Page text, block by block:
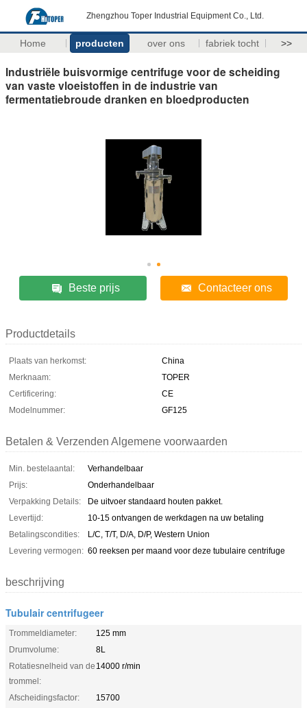
Zhengzhou Toper Industrial Equipment Co., Ltd.
Home producten over ons fabriek tocht >>
Industriële buisvormige centrifuge voor de scheiding
van vaste vloeistoffen in de industrie van
fermentatiebroude dranken en bloedproducten
Beste prijs Contacteer ons
Productdetails
Plaats van herkomst:
China
Merknaam:
TOPER
Certificering:
CE
Modelnummer:
GF125
Betalen & Verzenden Algemene voorwaarden
Min. bestelaantal:
Verhandelbaar
Prijs:
Onderhandelbaar
Verpakking Details:
De uitvoer standaard houten pakket.
Levertijd:
10-15 ontvangen de werkdagen na uw betaling
Betalingscondities:
L/C, T/T, D/A, D/P, Western Union
Levering vermogen: 60 reeksen per maand voor deze tubulaire centrifuge
beschrijving
Tubulair centrifugeer
Trommeldiameter:
125 mm
Drumvolume:
8L
Rotatiesnelheid van de
trommel:
14000 r/min
Afscheidingsfactor:
15700